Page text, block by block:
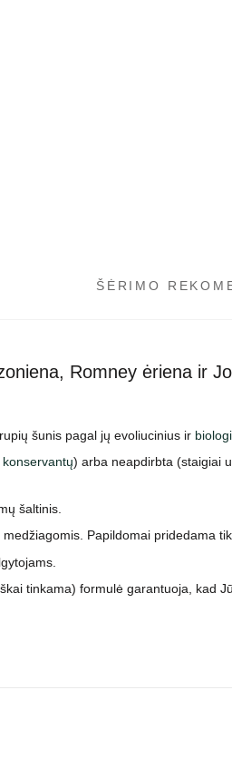
ŠĖRIMO
Romney ėriena ir
šunis pagal jų evoliucinius ir
) arba neapdirbta (staigiai
šaltinis.
Papildomai pridedama
tinkama) formulė garantuoja, kad